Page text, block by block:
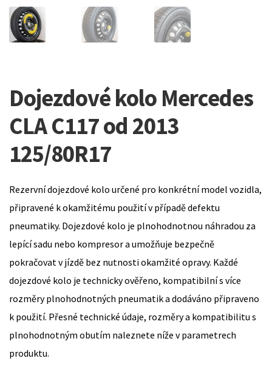
Dojezdové kolo Mercedes
CLA C117 od 2013
125/80R17
Rezervní dojezdové kolo určené pro konkrétní model vozidla,
připravené k okamžitému použití v případě defektu
pneumatiky. Dojezdové kolo je plnohodnotnou náhradou za
lepící sadu nebo kompresor a umožňuje bezpečně
pokračovat v jízdě bez nutnosti okamžité opravy. Každé
dojezdové kolo je technicky ověřeno, kompatibilní s více
rozměry plnohodnotných pneumatik a dodáváno připraveno
k použití. Přesné technické údaje, rozměry a kompatibilitu s
plnohodnotným obutím naleznete níže v parametrech
produktu.